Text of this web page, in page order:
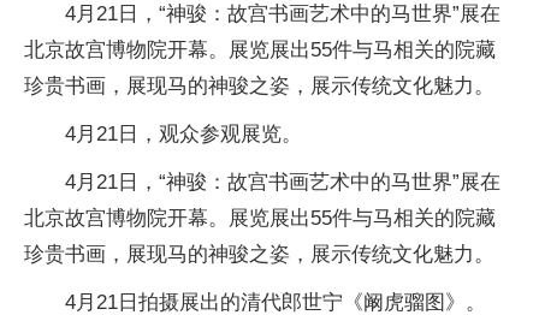
4月21日，“神骏：故宫书画艺术中的马世界”展在
北京故宫博物院开幕。展览展出55件与马相关的院藏
珍贵书画，展现马的神骏之姿，展示传统文化魅力。
4月21日，观众参观展览。
4月21日，“神骏：故宫书画艺术中的马世界”展在
北京故宫博物院开幕。展览展出55件与马相关的院藏
珍贵书画，展现马的神骏之姿，展示传统文化魅力。
4月21日拍摄展出的清代郎世宁《阚虎骝图》。